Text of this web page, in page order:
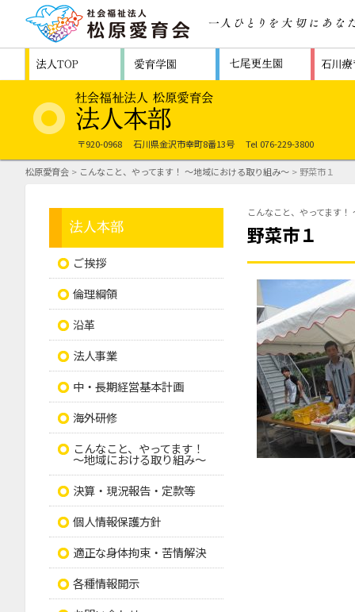
〒920-0968 石川県金沢市幸町8番13号 Tel 076-229-3800
松原愛育会 > こんなこと、やってます！ ～地域における取り組み～ > 野菜市１
こんなこと、やってます
野菜市１
ご挨拶
倫理綱領
沿革
法人事業
中・長期経営基本計画
海外研修
こんなこと、やってます！
～地域における取り組み～
決算・現況報告・定款等
個人情報保護方針
適正な身体拘束・苦情解決
各種情報開示